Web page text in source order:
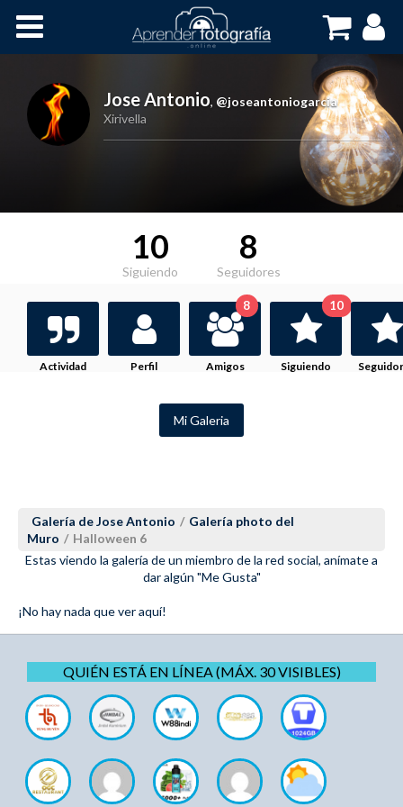
Cursos OnLine
Jose Antonio, @joseantoniogarcia
Xirivella
10
Siguiendo
8
Seguidores
Actividad Perfil Amigos
8
Siguiendo
10
Mi Galeria
Galería de Jose Antonio / Galería photo del
Muro / Halloween 6
Estas viendo la galería de un miembro de la red social, anímate a
dar algún "Me Gusta"
¡No hay nada que ver aquí!
QUIÉN ESTÁ EN LÍNEA (MÁX. 30 VISIBLES)